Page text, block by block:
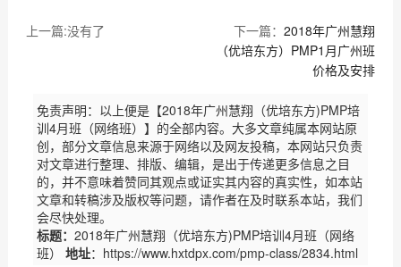
上一篇:没有了 下一篇：2018年广州慧翔
（优培东方）PMP1月广州班
价格及安排
免责声明：以上便是【2018年广州慧翔（优培东方)PMP培
训4月班（网络班）】的全部内容。大多文章纯属本网站原
创，部分文章信息来源于网络以及网友投稿，本网站只负责
对文章进行整理、排版、编辑，是出于传递更多信息之目
的，并不意味着赞同其观点或证实其内容的真实性，如本站
文章和转稿涉及版权等问题，请作者在及时联系本站，我们
会尽快处理。
标题： 2018年广州慧翔（优培东方)PMP培训4月班（网络
班） 地址：https://www.hxtdpx.com/pmp-class/2834.html